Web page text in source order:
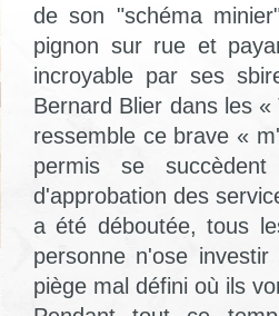
de son "schéma
pignon sur rue et
incroyable par ses
Bernard Blier dans les
ressemble ce brave «
permis se
d'approbation des
a été déboutée, tous
personne n'ose
piège mal défini où ils